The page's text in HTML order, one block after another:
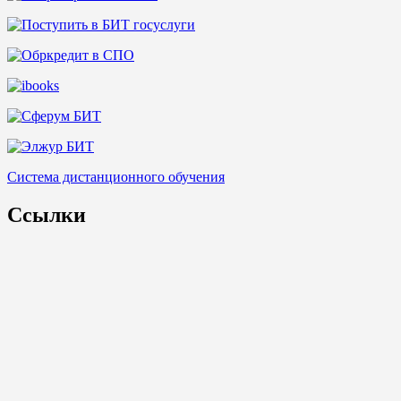
Система дистанционного обучения
Ссылки